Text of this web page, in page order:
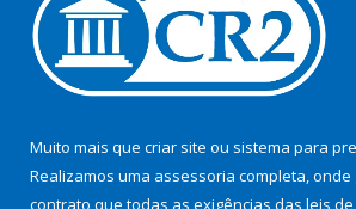
Muito mais que criar site ou sistema para
Realizamos uma assessoria completa,
contrato que todas as exigências das leis